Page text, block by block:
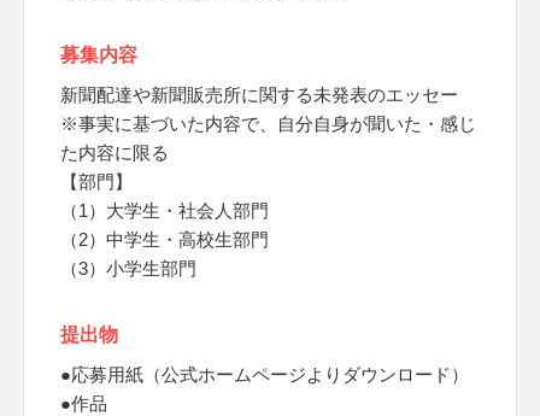
募集内容
新聞配達や新聞販売所に関する未発表のエッセー
※事実に基づいた内容で、自分自身が聞いた・感じ
た内容に限る
【部門】
（1）大学生・社会人部門
（2）中学生・高校生部門
（3）小学生部門
提出物
●応募用紙（公式ホームページよりダウンロード）
●作品